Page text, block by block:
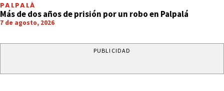
PALPALÁ
Más de dos años de prisión por un robo en Palpalá
7 de agosto, 2026
PUBLICIDAD